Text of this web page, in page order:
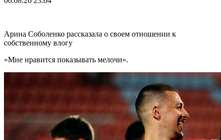
Арина Соболенко рассказала о своем отношении к
собственному влогу
«Мне нравится показывать мелочи».